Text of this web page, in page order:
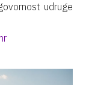
udruge